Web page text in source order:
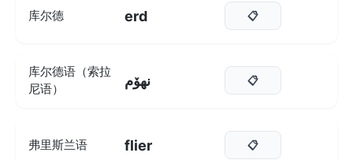
库尔德 erd 📋
库尔德语（索拉
尼语）
نهۆم 📋
弗里斯兰语 flier 📋